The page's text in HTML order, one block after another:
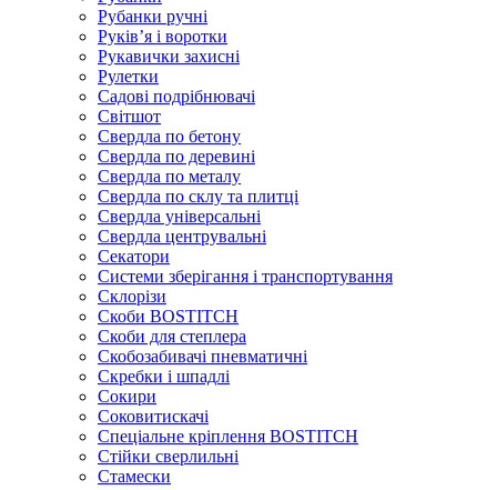
Рубанки ручні
Руківʼя і воротки
Рукавички захисні
Рулетки
Садові подрібнювачі
Світшот
Свердла по бетону
Свердла по деревині
Свердла по металу
Свердла по склу та плитці
Свердла універсальні
Свердла центрувальні
Секатори
Системи зберігання і транспортування
Склорізи
Скоби BOSTITCH
Скоби для степлера
Скобозабивачі пневматичні
Скребки і шпадлі
Сокири
Соковитискачі
Спеціальне кріплення BOSTITCH
Стійки сверлильні
Стамески